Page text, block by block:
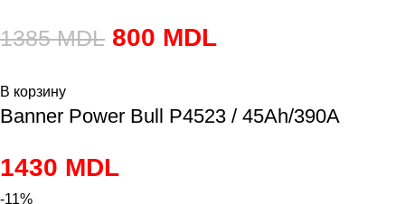
1385MDL 800 MDL
В корзину
Banner Power Bull P4523 / 45Ah/390A
1430 MDL
-11%